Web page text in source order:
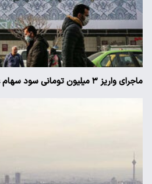
ماجرای واریز ۳ میلیون تومانی سود سهام عدالت چیست؟